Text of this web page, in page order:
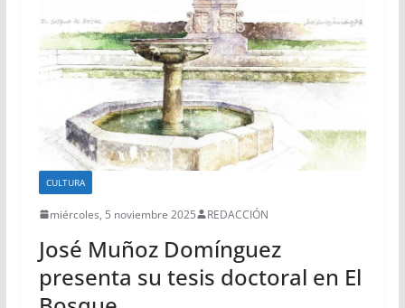
CULTURA
miércoles, 5 noviembre 2025 REDACCIÓN
José Muñoz Domínguez
presenta su tesis doctoral en El